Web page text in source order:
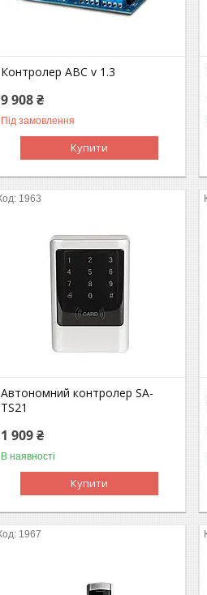
Контролер ABC v 1.3
9 908 ₴
Під замовлення
Купити
1963
Автономний контролер SA-
TS21
1 909 ₴
В наявності
Купити
1967